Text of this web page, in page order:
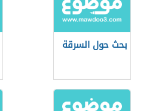
بحث حول السرقة